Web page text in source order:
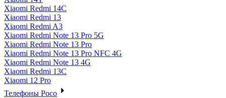
Xiaomi Redmi 14C
Xiaomi Redmi 13
Xiaomi Redmi A3
Xiaomi Redmi Note 13 Pro 5G
Xiaomi Redmi Note 13 Pro
Xiaomi Redmi Note 13 Pro NFC 4G
Xiaomi Redmi Note 13 4G
Xiaomi Redmi 13C
Xiaomi 12 Pro
Телефоны Poco